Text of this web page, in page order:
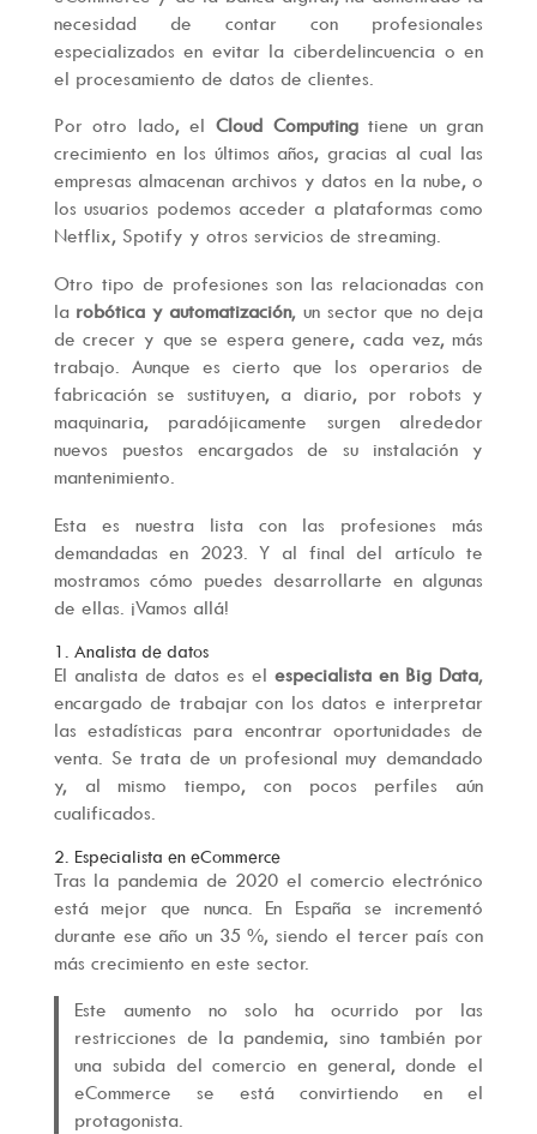
necesidad de contar con profesionales
especializados en evitar la ciberdelincuencia o en
el procesamiento de datos de clientes.
Por otro lado, el Cloud Computingtiene un gran
crecimiento en los últimos años, gracias al cual las
empresas almacenan archivos y datos en la nube, o
los usuarios podemos acceder a plataformas como
Netflix, Spotify y otros servicios de streaming.
Otro tipo de profesiones son las relacionadas con
la robótica y automatización, un sector que no deja
de crecer y que se espera genere, cada vez, más
trabajo. Aunque es cierto que los operarios de
fabricación se sustituyen, a diario, por robots y
maquinaria, paradójicamente surgen alrededor
nuevos puestos encargados de su instalación y
mantenimiento.
Esta es nuestra lista con las profesiones más
demandadas en 2023. Y al final del artículo te
mostramos cómo puedes desarrollarte en algunas
de ellas. ¡Vamos allá!
1. Analista de datos
El analista de datos es elespecialista en Big Data,
encargado de trabajar con los datos e interpretar
las estadísticas para encontrar oportunidades de
venta. Se trata de un profesional muy demandado
y, al mismo tiempo, con pocos perfiles aún
cualificados.
2. Especialista en eCommerce
Tras la pandemia de 2020 el comercio electrónico
está mejor que nunca. En España se incrementó
durante ese año un 35 %, siendo el tercer país con
más crecimiento en este sector.
Este aumento no solo ha ocurrido por las
restricciones de la pandemia, sino también por
una subida del comercio en general, donde el
eCommerce se está convirtiendo en el
protagonista.